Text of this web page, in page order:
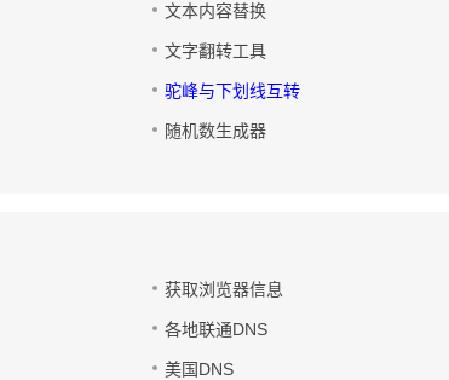
文本内容替换
文字翻转工具
驼峰与下划线互转
随机数生成器
获取浏览器信息
各地联通DNS
美国DNS